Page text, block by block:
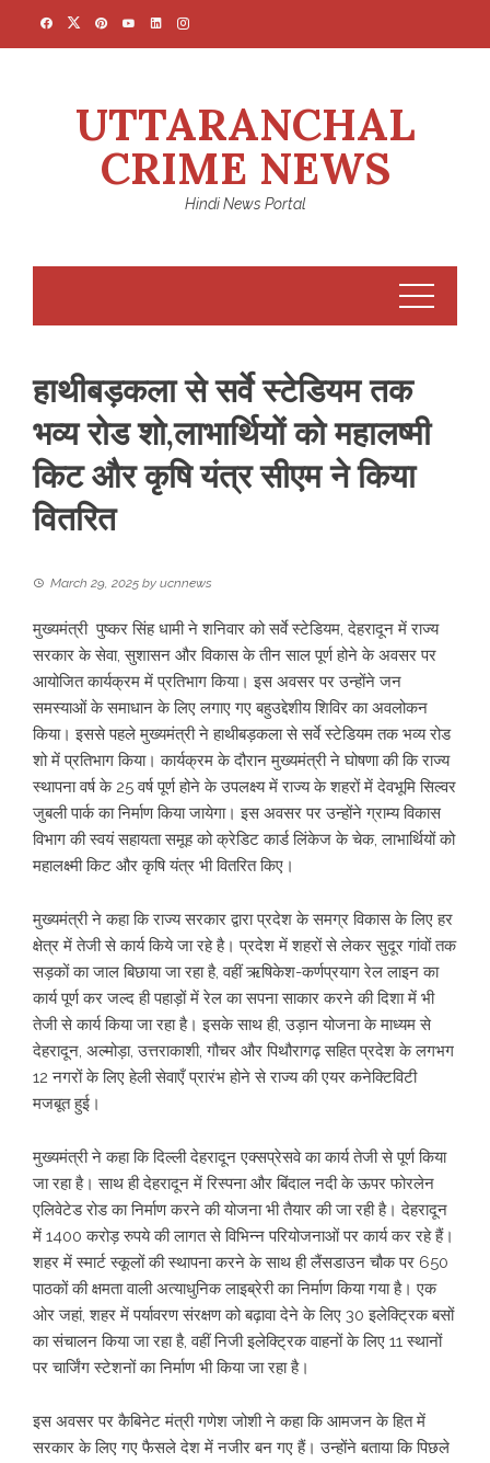
UTTARANCHAL
CRIME NEWS
Hindi News Portal
हाथीबड़कला से सर्वे स्टेडियम तक
भव्य रोड शो,लाभार्थियों को महालष्मी
किट और कृषि यंत्र सीएम ने किया
वितरित
March 29, 2025 by ucnnews
मुख्यमंत्री पुष्कर सिंह धामी ने शनिवार को सर्वे स्टेडियम, देहरादून में राज्य
सरकार के सेवा, सुशासन और विकास के तीन साल पूर्ण होने के अवसर पर
आयोजित कार्यक्रम में प्रतिभाग किया। इस अवसर पर उन्होंने जन
समस्याओं के समाधान के लिए लगाए गए बहुउद्देशीय शिविर का अवलोकन
किया। इससे पहले मुख्यमंत्री ने हाथीबड़कला से सर्वे स्टेडियम तक भव्य रोड
शो में प्रतिभाग किया। कार्यक्रम के दौरान मुख्यमंत्री ने घोषणा की कि राज्य
स्थापना वर्ष के 25 वर्ष पूर्ण होने के उपलक्ष्य में राज्य के शहरों में देवभूमि सिल्वर
जुबली पार्क का निर्माण किया जायेगा। इस अवसर पर उन्होंने ग्राम्य विकास
विभाग की स्वयं सहायता समूह को क्रेडिट कार्ड लिंकेज के चेक, लाभार्थियों को
महालक्ष्मी किट और कृषि यंत्र भी वितरित किए।
मुख्यमंत्री ने कहा कि राज्य सरकार द्वारा प्रदेश के समग्र विकास के लिए हर
क्षेत्र में तेजी से कार्य किये जा रहे है। प्रदेश में शहरों से लेकर सुदूर गांवों तक
सड़कों का जाल बिछाया जा रहा है, वहीं ऋषिकेश-कर्णप्रयाग रेल लाइन का
कार्य पूर्ण कर जल्द ही पहाड़ों में रेल का सपना साकार करने की दिशा में भी
तेजी से कार्य किया जा रहा है। इसके साथ ही, उड़ान योजना के माध्यम से
देहरादून, अल्मोड़ा, उत्तराकाशी, गौचर और पिथौरागढ़ सहित प्रदेश के लगभग
12 नगरों के लिए हेली सेवाएँ प्रारंभ होने से राज्य की एयर कनेक्टिविटी
मजबूत हुई।
मुख्यमंत्री ने कहा कि दिल्ली देहरादून एक्सप्रेसवे का कार्य तेजी से पूर्ण किया
जा रहा है। साथ ही देहरादून में रिस्पना और बिंदाल नदी के ऊपर फोरलेन
एलिवेटेड रोड का निर्माण करने की योजना भी तैयार की जा रही है। देहरादून
में 1400 करोड़ रुपये की लागत से विभिन्न परियोजनाओं पर कार्य कर रहे हैं।
शहर में स्मार्ट स्कूलों की स्थापना करने के साथ ही लैंसडाउन चौक पर 650
पाठकों की क्षमता वाली अत्याधुनिक लाइब्रेरी का निर्माण किया गया है। एक
ओर जहां, शहर में पर्यावरण संरक्षण को बढ़ावा देने के लिए 30 इलेक्ट्रिक बसों
का संचालन किया जा रहा है, वहीं निजी इलेक्ट्रिक वाहनों के लिए 11 स्थानों
पर चार्जिंग स्टेशनों का निर्माण भी किया जा रहा है।
इस अवसर पर कैबिनेट मंत्री गणेश जोशी ने कहा कि आमजन के हित में
सरकार के लिए गए फैसले देश में नजीर बन गए हैं। उन्होंने बताया कि पिछले